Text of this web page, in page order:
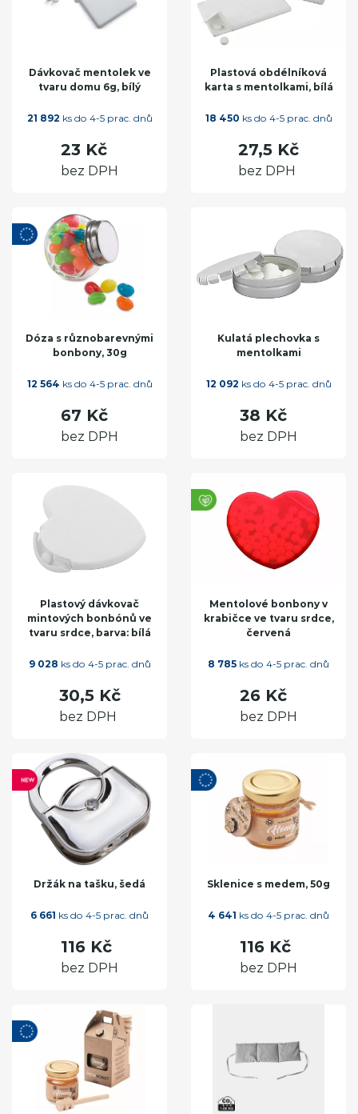
Dávkovač mentolek ve
tvaru domu 6g, bílý
21 892 ks do 4-5 prac. dnů
23 Kč
bez DPH
Plastová obdélníková
karta s mentolkami, bílá
18 450 ks do 4-5 prac. dnů
27,5 Kč
bez DPH
Dóza s různobarevnými
bonbony, 30g
12 564 ks do 4-5 prac. dnů
67 Kč
bez DPH
Kulatá plechovka s
mentolkami
12 092 ks do 4-5 prac. dnů
38 Kč
bez DPH
Plastový dávkovač
mintových bonbónů ve
tvaru srdce, barva: bílá
9 028 ks do 4-5 prac. dnů
30,5 Kč
bez DPH
Mentolové bonbony v
krabičce ve tvaru srdce,
červená
8 785 ks do 4-5 prac. dnů
26 Kč
bez DPH
Držák na tašku, šedá
6 661 ks do 4-5 prac. dnů
116 Kč
bez DPH
Sklenice s medem, 50g
4 641 ks do 4-5 prac. dnů
116 Kč
bez DPH